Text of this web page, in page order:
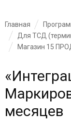
Главная
Для ТСД
Магазин 15
месяцев